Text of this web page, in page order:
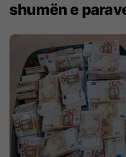
shumën e